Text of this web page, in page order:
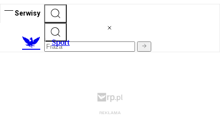
Serwisy
Sport